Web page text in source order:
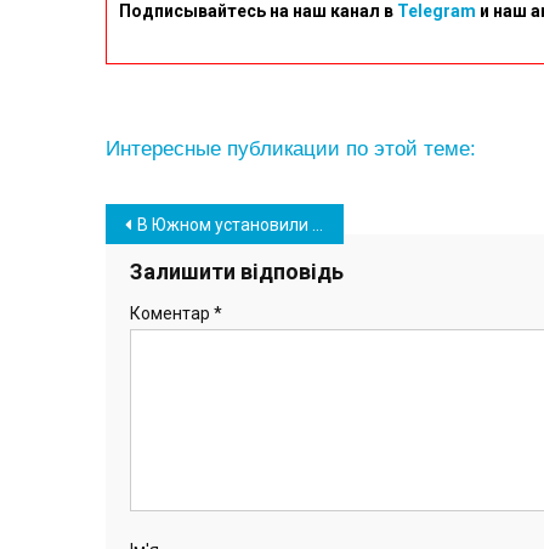
Подписывайтесь на наш канал в Telegram и наш
Интересные публикации по этой теме:
Навігація
записів
В Южном установили зеркальный павильон общественного туалета (фото)
Залишити відповідь
Коментар *